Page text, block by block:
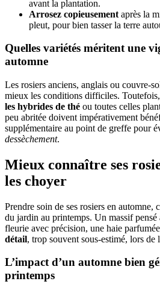
avant la plantation.
Arrosez copieusement après la
pleut, pour bien tasser la terre
Quelles variétés méritent une
automne
Les rosiers anciens, anglais ou couvre-
mieux les conditions difficiles. Toutefois,
les hybrides de thé ou toutes celles
peu abritée doivent impérativement
supplémentaire au point de greffe pour
dessèchement.
Mieux connaître ses
les choyer
Prendre soin de ses rosiers en automne,
du jardin au printemps. Un massif
fleurie avec précision, une haie
détail, trop souvent sous-estimé, lors de
L’impact d’un automne bien
printemps